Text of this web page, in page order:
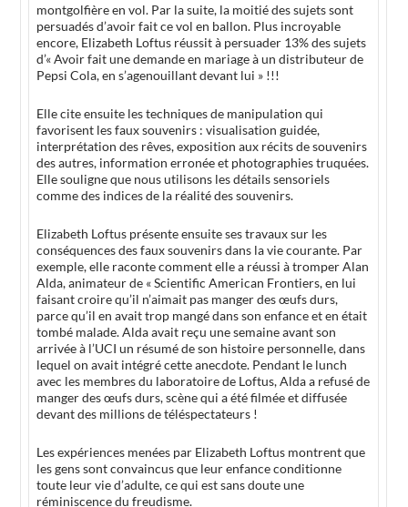
montgolfière en vol. Par la suite, la moitié des sujets sont
persuadés d’avoir fait ce vol en ballon. Plus incroyable
encore, Elizabeth Loftus réussit à persuader 13% des sujets
d’« Avoir fait une demande en mariage à un distributeur de
Pepsi Cola, en s’agenouillant devant lui » !!!
Elle cite ensuite les techniques de manipulation qui
favorisent les faux souvenirs : visualisation guidée,
interprétation des rêves, exposition aux récits de souvenirs
des autres, information erronée et photographies truquées.
Elle souligne que nous utilisons les détails sensoriels
comme des indices de la réalité des souvenirs.
Elizabeth Loftus présente ensuite ses travaux sur les
conséquences des faux souvenirs dans la vie courante. Par
exemple, elle raconte comment elle a réussi à tromper Alan
Alda, animateur de « Scientific American Frontiers, en lui
faisant croire qu’il n’aimait pas manger des œufs durs,
parce qu’il en avait trop mangé dans son enfance et en était
tombé malade. Alda avait reçu une semaine avant son
arrivée à l’UCI un résumé de son histoire personnelle, dans
lequel on avait intégré cette anecdote. Pendant le lunch
avec les membres du laboratoire de Loftus, Alda a refusé de
manger des œufs durs, scène qui a été filmée et diffusée
devant des millions de téléspectateurs !
Les expériences menées par Elizabeth Loftus montrent que
les gens sont convaincus que leur enfance conditionne
toute leur vie d’adulte, ce qui est sans doute une
réminiscence du freudisme.